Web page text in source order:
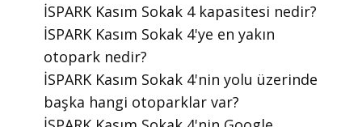
​İSPARK Kasım Sokak 4 kapasitesi nedir?
​İSPARK Kasım Sokak 4'ye en yakın
otopark nedir?
​İSPARK Kasım Sokak 4'nin yolu üzerinde
başka hangi otoparklar var?